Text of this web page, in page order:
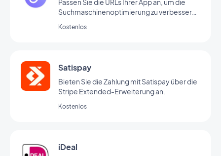
Passen Sie die URLs Ihrer App an, um die
Suchmaschinenoptimierung zu verbessern,
Teilen von Links zu erleichtern.
Kostenlos
Satispay
Bieten Sie die Zahlung mit Satispay über die
Stripe Extended-Erweiterung an.
Kostenlos
iDeal